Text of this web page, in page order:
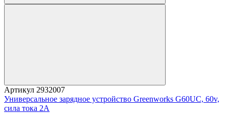
Артикул 2932007
Универсальное зарядное устройство Greenworks G60UC, 60v,
сила тока 2A